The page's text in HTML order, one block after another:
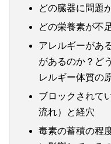
どの臓器に問題
どの栄養素が不
アレルギーがあ
があるのか？ど
レルギー体質の
ブロックされて
流れ）と経穴
毒素の蓄積の程